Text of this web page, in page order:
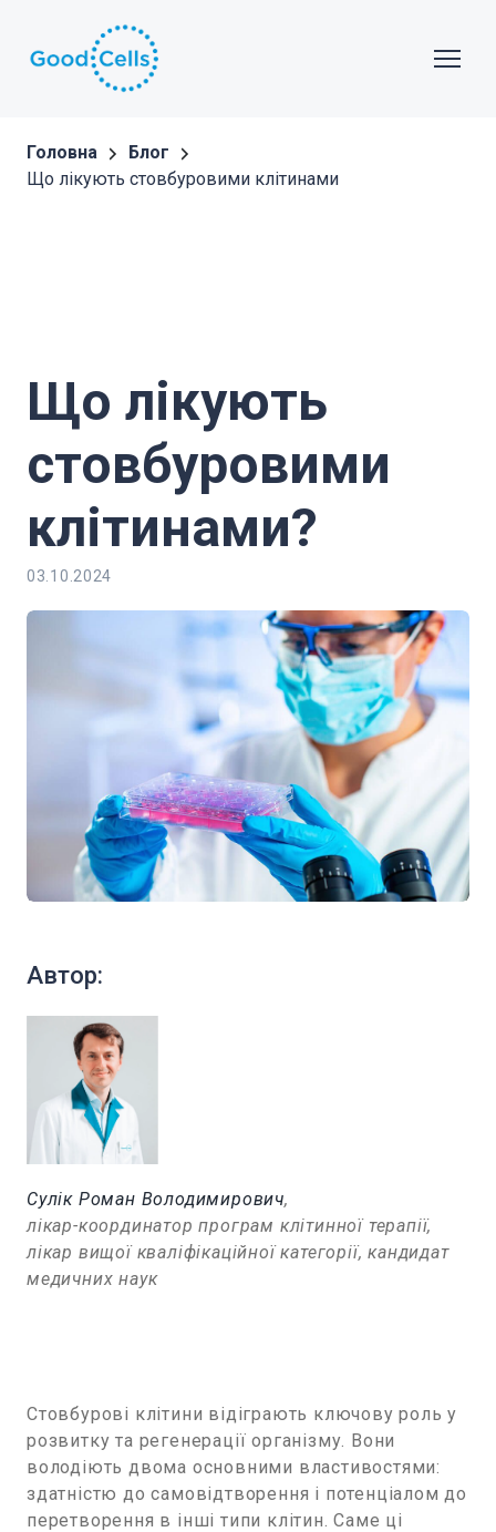
Головна
Блог
Що лікують стовбуровими клітинами
Що лікують
стовбуровими
клітинами?
03.10.2024
Автор:
Сулік Роман Володимирович,
лікар-координатор програм клітинної терапії,
лікар вищої кваліфікаційної категорії, кандидат
медичних наук
Стовбурові клітини відіграють ключову роль у
розвитку та регенерації організму. Вони
володіють двома основними властивостями:
здатністю до самовідтворення і потенціалом до
перетворення в інші типи клітин. Саме ці